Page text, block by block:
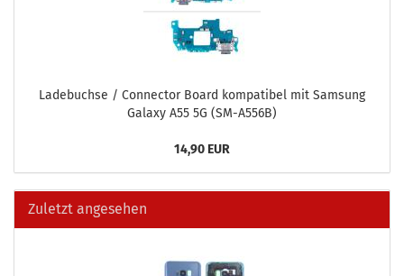
La­de­buch­se / Con­nec­tor Board kom­pa­ti­bel mit Sam­sung
Ga­la­xy A55 5G (SM-​A556B)
14,90 EUR
Zuletzt angesehen